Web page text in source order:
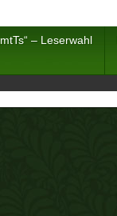
„mtTs“ – Leserwahl